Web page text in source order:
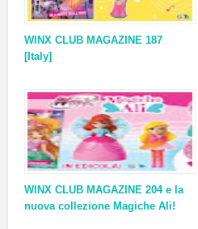
WINX CLUB MAGAZINE 187
[Italy]
WINX CLUB MAGAZINE 204 e la
nuova collezione Magiche Ali!